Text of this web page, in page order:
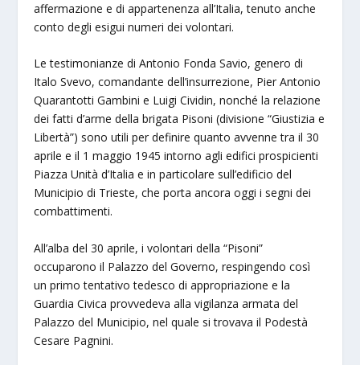
affermazione e di appartenenza all’Italia, tenuto anche
conto degli esigui numeri dei volontari.
Le testimonianze di Antonio Fonda Savio, genero di
Italo Svevo, comandante dell’insurrezione, Pier Antonio
Quarantotti Gambini e Luigi Cividin, nonché la relazione
dei fatti d’arme della brigata Pisoni (divisione “Giustizia e
Libertà”) sono utili per definire quanto avvenne tra il 30
aprile e il 1 maggio 1945 intorno agli edifici prospicienti
Piazza Unità d’Italia e in particolare sull’edificio del
Municipio di Trieste, che porta ancora oggi i segni dei
combattimenti.
All’alba del 30 aprile, i volontari della “Pisoni”
occuparono il Palazzo del Governo, respingendo così
un primo tentativo tedesco di appropriazione e la
Guardia Civica provvedeva alla vigilanza armata del
Palazzo del Municipio, nel quale si trovava il Podestà
Cesare Pagnini.